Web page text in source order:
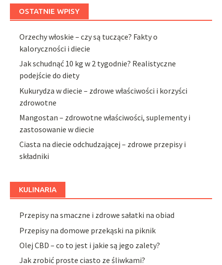
OSTATNIE WPISY
Orzechy włoskie – czy są tuczące? Fakty o
kaloryczności i diecie
Jak schudnąć 10 kg w 2 tygodnie? Realistyczne
podejście do diety
Kukurydza w diecie – zdrowe właściwości i korzyści
zdrowotne
Mangostan – zdrowotne właściwości, suplementy i
zastosowanie w diecie
Ciasta na diecie odchudzającej – zdrowe przepisy i
składniki
KULINARIA
Przepisy na smaczne i zdrowe sałatki na obiad
Przepisy na domowe przekąski na piknik
Olej CBD – co to jest i jakie są jego zalety?
Jak zrobić proste ciasto ze śliwkami?